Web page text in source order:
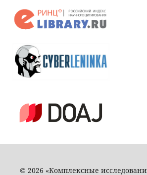
© 2026 «Комплексные